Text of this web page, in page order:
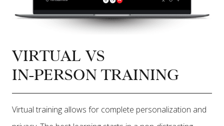
VIRTUAL VS
IN-PERSON TRAINING
Virtual training allows for complete personalization and